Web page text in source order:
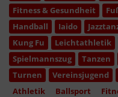
Fitness & Gesundheit
Handball
Iaido
Kung Fu
Leichtathletik
Spielmannszug
Tanzen
Turnen
Vereinsjugend
Athletik
Ballsport